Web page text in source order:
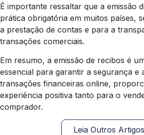
É importante ressaltar que a emissão
prática obrigatória em muitos países,
a prestação de contas e para a
transações comerciais.
Em resumo, a emissão de recibos é
essencial para garantir a segurança e
transações financeiras online,
experiência positiva tanto para o
comprador.
Leia Outros Artigos